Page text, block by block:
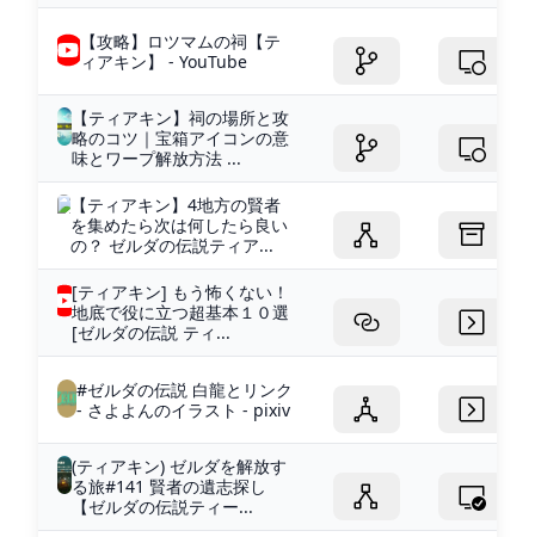
【攻略】ロツマムの祠【テ
ィアキン】 - YouTube
【ティアキン】祠の場所と攻
略のコツ｜宝箱アイコンの意
味とワープ解放方法 ...
【ティアキン】4地方の賢者
を集めたら次は何したら良い
の？ ゼルダの伝説ティア...
[ティアキン] もう怖くない！
地底で役に立つ超基本１０選
[ゼルダの伝説 ティ...
#ゼルダの伝説 白龍とリンク
- さよよんのイラスト - pixiv
(ティアキン) ゼルダを解放す
る旅#141 賢者の遺志探し
【ゼルダの伝説ティー...